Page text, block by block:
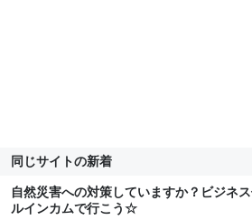
同じサイトの新着
自然災害への対策していますか？ビジネ
ルインカムで行こう☆